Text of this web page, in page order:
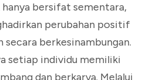
bersifat sementara,
perubahan positif
secara berkesinambungan.
setiap individu memiliki
dan berkarya. Melalui